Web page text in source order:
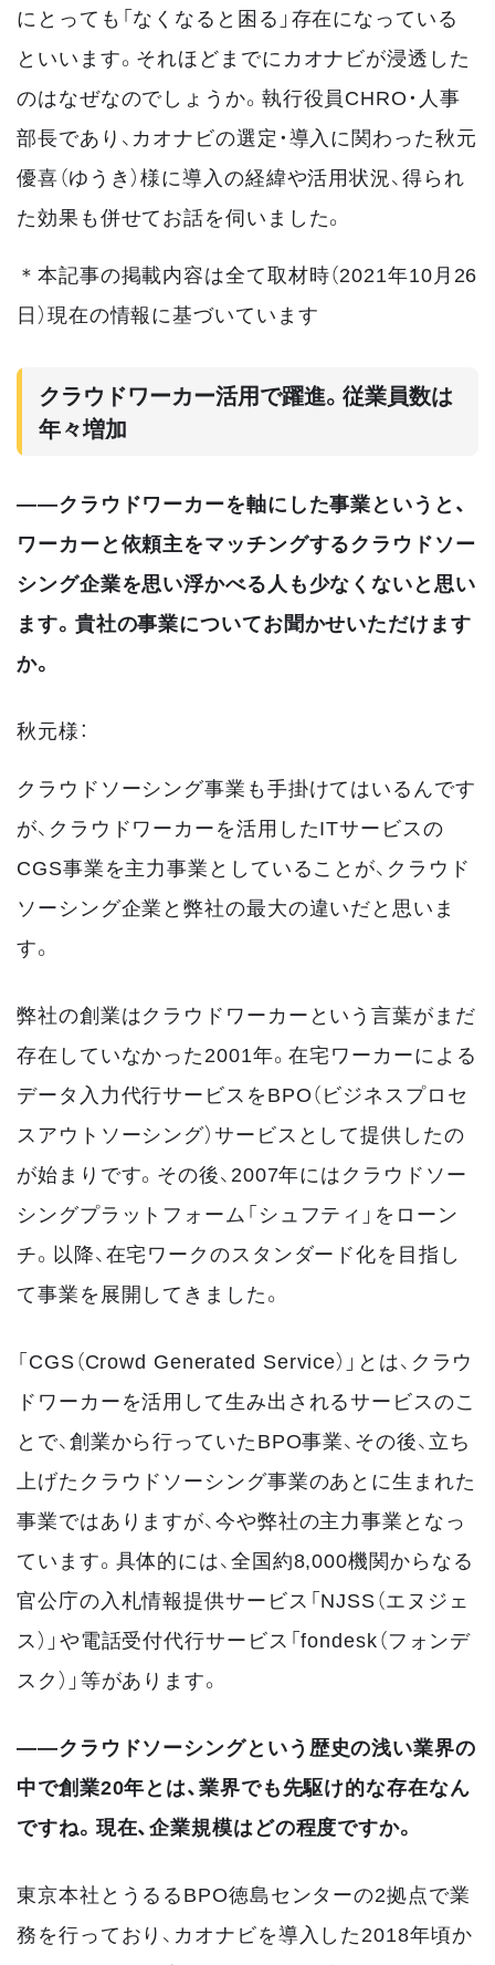
にとっても「なくなると困る」存在になっている
といいます。それほどまでにカオナビが浸透した
のはなぜなのでしょうか。執行役員CHRO・人事
部長であり、カオナビの選定・導入に関わった秋元
優喜（ゆうき）様に導入の経緯や活用状況、得られ
た効果も併せてお話を伺いました。
＊本記事の掲載内容は全て取材時（2021年10月26
日）現在の情報に基づいています
クラウドワーカー活用で躍進。従業員数は
年々増加
――クラウドワーカーを軸にした事業というと、
ワーカーと依頼主をマッチングするクラウドソー
シング企業を思い浮かべる人も少なくないと思い
ます。貴社の事業についてお聞かせいただけます
か。
秋元様：
クラウドソーシング事業も手掛けてはいるんです
が、クラウドワーカーを活用したITサービスの
CGS事業を主力事業としていることが、クラウド
ソーシング企業と弊社の最大の違いだと思いま
す。
弊社の創業はクラウドワーカーという言葉がまだ
存在していなかった2001年。在宅ワーカーによる
データ入力代行サービスをBPO（ビジネスプロセ
スアウトソーシング）サービスとして提供したの
が始まりです。その後、2007年にはクラウドソー
シングプラットフォーム「シュフティ」をローン
チ。以降、在宅ワークのスタンダード化を目指し
て事業を展開してきました。
「CGS（Crowd Generated Service）」とは、クラウ
ドワーカーを活用して生み出されるサービスのこ
とで、創業から行っていたBPO事業、その後、立ち
上げたクラウドソーシング事業のあとに生まれた
事業ではありますが、今や弊社の主力事業となっ
ています。具体的には、全国約8,000機関からなる
官公庁の入札情報提供サービス「NJSS（エヌジェ
ス）」や電話受付代行サービス「fondesk（フォンデ
スク）」等があります。
――クラウドソーシングという歴史の浅い業界の
中で創業20年とは、業界でも先駆け的な存在なん
ですね。現在、企業規模はどの程度ですか。
東京本社とうるるBPO徳島センターの2拠点で業
務を行っており、カオナビを導入した2018年頃か